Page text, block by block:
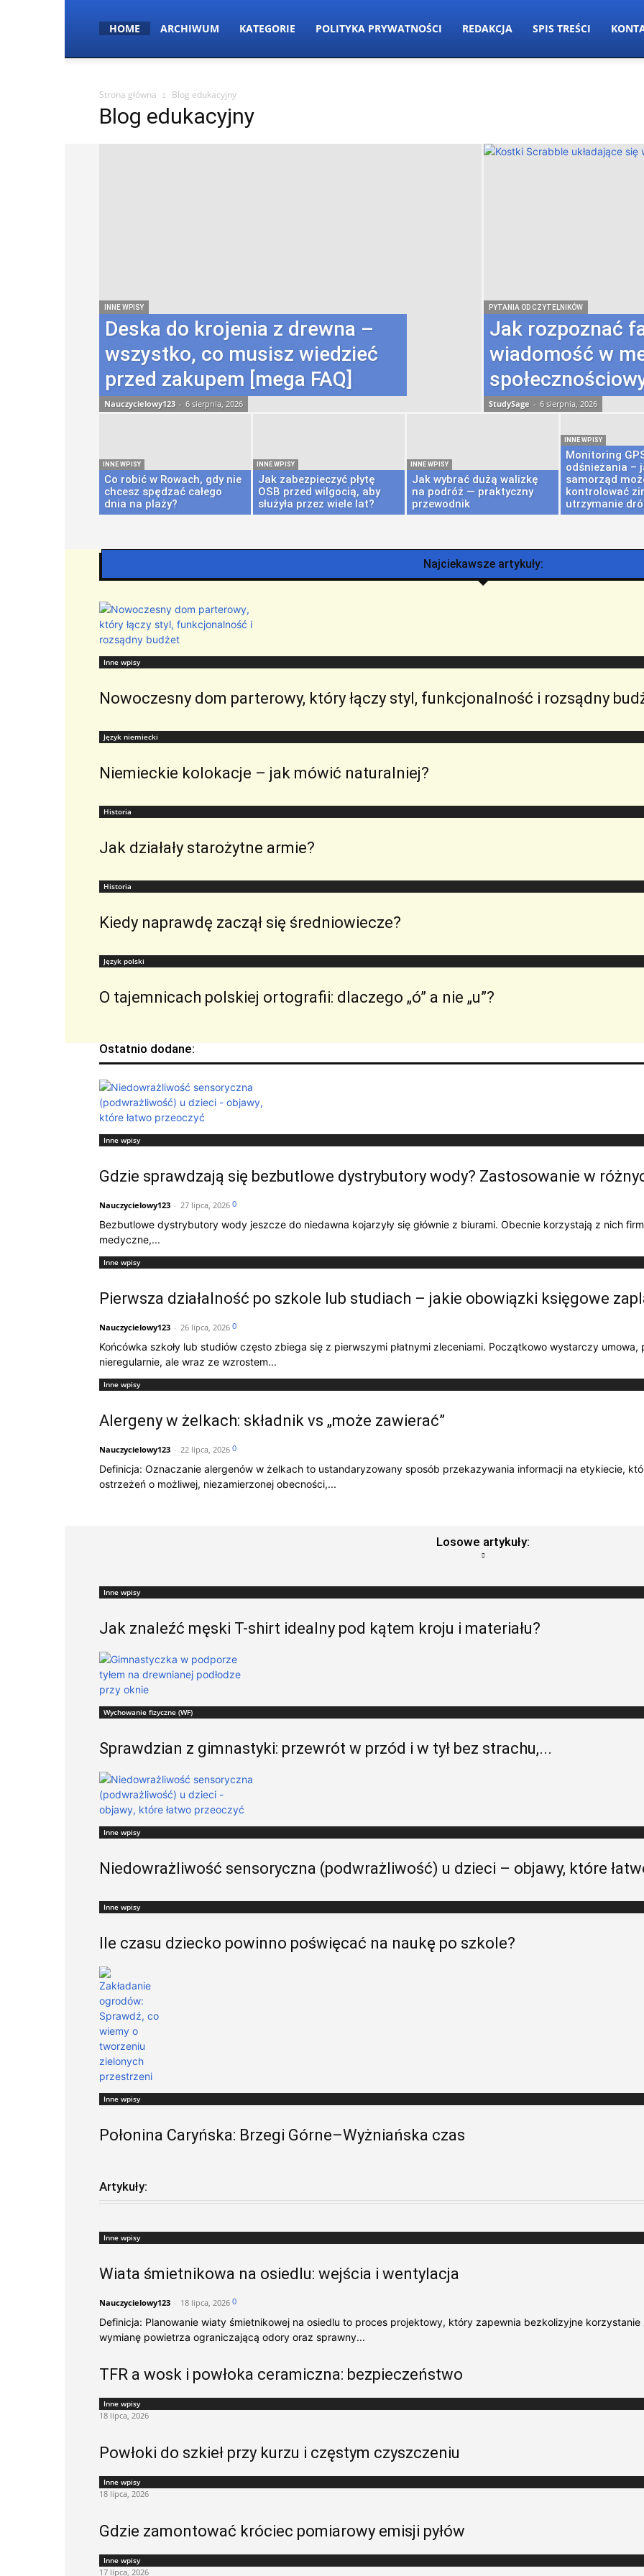
HOME ARCHIWUM KATEGORIE POLITYKA PRYWATNOŚCI REDAKCJA SPIS TREŚCI
Strona główna Blog edukacyjny
Blog edukacyjny
INNE WPISY
Deska do krojenia z drewna –
wszystko, co musisz wiedzieć
przed zakupem [mega FAQ]
Nauczycielowy123 - 6 sierpnia, 2026
PYTANIA OD CZYTELNIKÓW
Jak rozpoznać
wiadomość w
StudySage - 6 sierpnia, 2026
INNE WPISY
Co robić w Rowach, gdy nie
chcesz spędzać całego
dnia na plaży?
INNE WPISY
Jak zabezpieczyć płytę
OSB przed wilgocią, aby
służyła przez wiele lat?
INNE WPISY
Jak wybrać dużą walizkę
na podróż — praktyczny
przewodnik
INNE WPISY
Monitoring
odśnieżania –
samorząd
kontrolować
utrzymanie
Najciekawsze artykuły:
Inne wpisy
Nowoczesny dom parterowy, który łączy styl, funkcjonalność i rozsądny
Język niemiecki
Niemieckie kolokacje – jak mówić naturalniej?
Historia
Jak działały starożytne armie?
Historia
Kiedy naprawdę zaczął się średniowiecze?
Język polski
O tajemnicach polskiej ortografii: dlaczego „ó” a nie „u”?
Ostatnio dodane:
Inne wpisy
Gdzie sprawdzają się bezbutlowe dystrybutory wody? Zastosowanie w
Nauczycielowy123 - 27 lipca, 2026 0
Bezbutlowe dystrybutory wody jeszcze do niedawna kojarzyły się głównie z biurami. Obecnie korzystają z nich
medyczne,...
Inne wpisy
Pierwsza działalność po szkole lub studiach – jakie obowiązki księgowe
Nauczycielowy123 - 26 lipca, 2026 0
Końcówka szkoły lub studiów często zbiega się z pierwszymi płatnymi zleceniami. Początkowo wystarczy
nieregularnie, ale wraz ze wzrostem...
Inne wpisy
Alergeny w żelkach: składnik vs „może zawierać”
Nauczycielowy123 - 22 lipca, 2026 0
Definicja: Oznaczanie alergenów w żelkach to ustandaryzowany sposób przekazywania informacji na etykiecie,
ostrzeżeń o możliwej, niezamierzonej obecności,...
Losowe artykuły:
Inne wpisy
Jak znaleźć męski T-shirt idealny pod kątem kroju i materiału?
Wychowanie fizyczne (WF)
Sprawdzian z gimnastyki: przewrót w przód i w tył bez strachu,...
Inne wpisy
Niedowrażliwość sensoryczna (podwrażliwość) u dzieci – objawy, które
Inne wpisy
Ile czasu dziecko powinno poświęcać na naukę po szkole?
Inne wpisy
Połonina Caryńska: Brzegi Górne–Wyżniańska czas
Artykuły:
Inne wpisy
Wiata śmietnikowa na osiedlu: wejścia i wentylacja
Nauczycielowy123 - 18 lipca, 2026 0
Definicja: Planowanie wiaty śmietnikowej na osiedlu to proces projektowy, który zapewnia bezkolizyjne
wymianę powietrza ograniczającą odory oraz sprawny...
TFR a wosk i powłoka ceramiczna: bezpieczeństwo
Inne wpisy
18 lipca, 2026
Powłoki do szkieł przy kurzu i częstym czyszczeniu
Inne wpisy
18 lipca, 2026
Gdzie zamontować króciec pomiarowy emisji pyłów
Inne wpisy
17 lipca, 2026